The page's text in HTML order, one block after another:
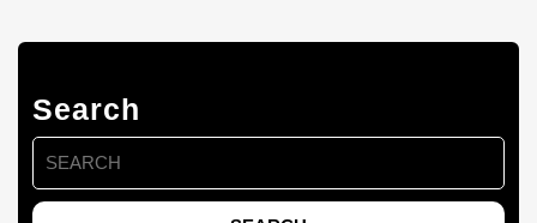
Search
Search
for: